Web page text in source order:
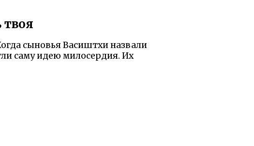
твоя
сыновья Васиштхи назвали
саму идею милосердия. Их